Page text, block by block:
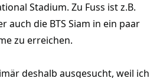
Stadium. Zu Fuss ist z.B.
auch die BTS Siam in ein paar
zu erreichen.
deshalb ausgesucht, weil ich